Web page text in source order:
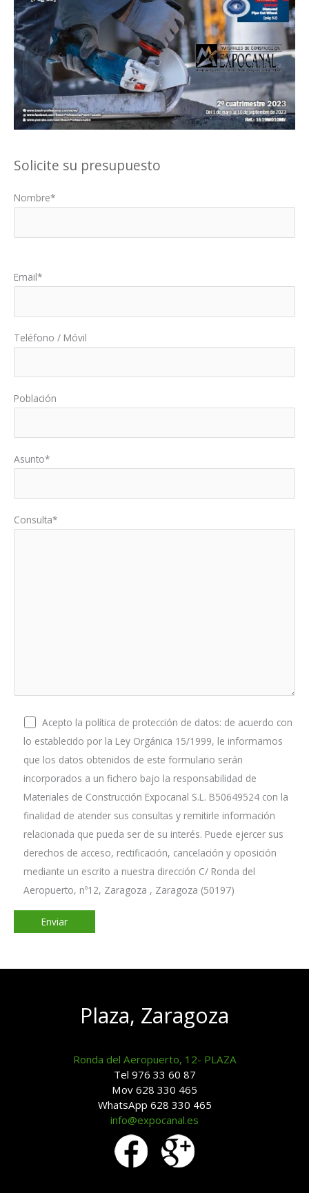
Solicite su presupuesto
Nombre*
Email*
Teléfono / Móvil
Población
Asunto*
Consulta*
Acepto la política de protección de datos: de acuerdo con
lo establecido por la Ley Orgánica 15/1999, le informamos
que los datos obtenidos de este formulario serán
incorporados a un fichero bajo la responsabilidad de
Materiales de Construcción Expocanal S.L. B50649524 con la
finalidad de atender sus consultas y remitirle información
relacionada que pueda ser de su interés. Puede ejercer sus
derechos de acceso, rectificación, cancelación y oposición
mediante un escrito a nuestra dirección C/ Ronda del
Aeropuerto, nº12, Zaragoza , Zaragoza (50197)
Plaza, Zaragoza
Ronda del Aeropuerto, 12- PLAZA
Tel 976 33 60 87
Mov 628 330 465
WhatsApp 628 330 465
info@expocanal.es